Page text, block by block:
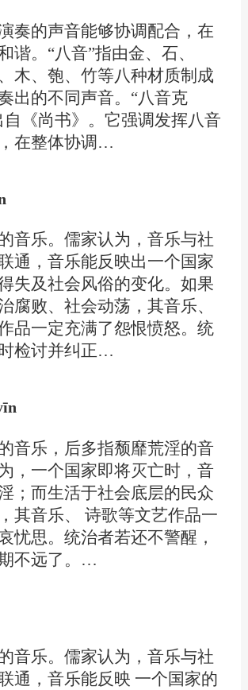
奏的声音能够协调配合，在
谐。“八音”指由金、石、
木、匏、竹等八种材质制成
出的不同声音。“八音克
自《尚书》。它强调发挥八音
在整体协调…
音乐。儒家认为，音乐与社
通，音乐能反映出一个国家
失及社会风俗的变化。如果
腐败、社会动荡，其音乐、
品一定充满了怨恨愤怒。统
检讨并纠正…
音乐，后多指颓靡荒淫的音
，一个国家即将灭亡时，音
；而生活于社会底层的民众
其音乐、 诗歌等文艺作品一
忧思。统治者若还不警醒，
不远了。…
音乐。儒家认为，音乐与社
通，音乐能反映 一个国家的